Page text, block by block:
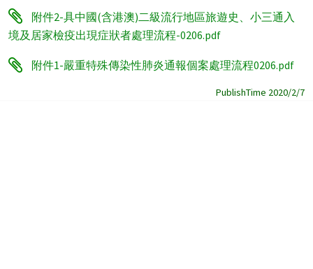
附件2-具中國(含港澳)二級流行地區旅遊史、小三通入
境及居家檢疫出現症狀者處理流程-0206.pdf
附件1-嚴重特殊傳染性肺炎通報個案處理流程0206.pdf
PublishTime 2020/2/7